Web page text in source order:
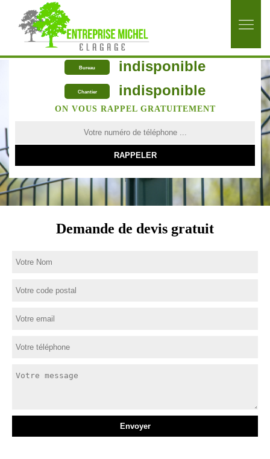
Bureau indisponible
Chantier indisponible
ON VOUS RAPPEL GRATUITEMENT
Demande de devis gratuit